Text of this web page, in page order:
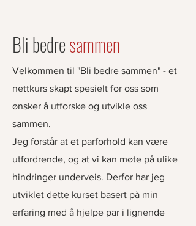
Bli bedresammen
Velkommen til "Bli bedre sammen" - et
nettkurs skapt spesielt for oss som
ønsker å utforske og utvikle oss
sammen.
Jeg forstår at et parforhold kan være
utfordrende, og at vi kan møte på ulike
hindringer underveis. Derfor har jeg
utviklet dette kurset basert på min
erfaring med å hjelpe par i lignende